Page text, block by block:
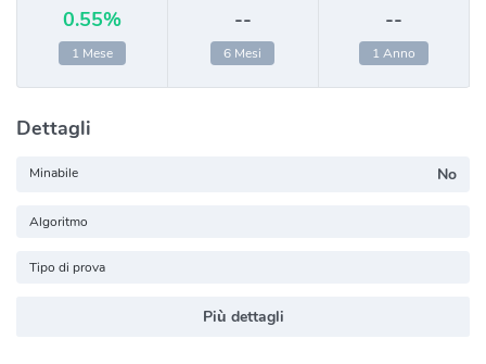
0.55%
1 Mese
--
6 Mesi
--
1 Anno
Dettagli
Minabile No
Algoritmo
Tipo di prova
Più dettagli